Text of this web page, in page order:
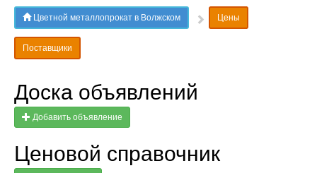
Цветной металлопрокат в Волжском Цены
Поставщики
Доска объявлений
Добавить объявление
Ценовой справочник